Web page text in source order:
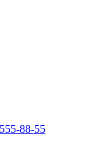
88-55